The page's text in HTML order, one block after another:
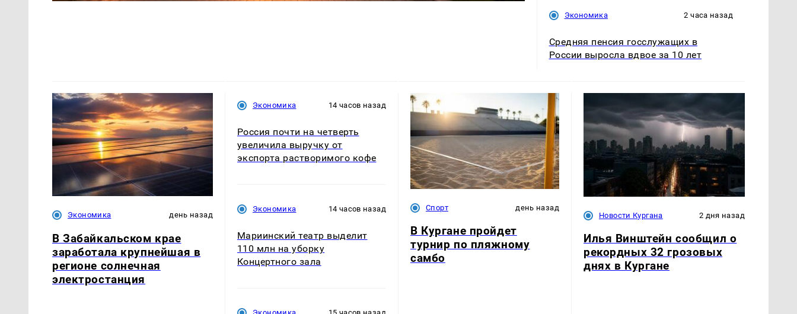
Экономика 2 часа назад
Средняя пенсия госслужащих в
России выросла вдвое за 10 лет
Экономика день назад
В Забайкальском крае
заработала крупнейшая в
регионе солнечная
электростанция
Экономика 14 часов назад
Россия почти на четверть
увеличила выручку от
экспорта растворимого кофе
Экономика 14 часов назад
Мариинский театр выделит
110 млн на уборку
Концертного зала
Спорт день назад
В Кургане пройдет
турнир по пляжному
самбо
Новости Кургана 2 дня назад
Илья Винштейн сообщил о
рекордных 32 грозовых
днях в Кургане